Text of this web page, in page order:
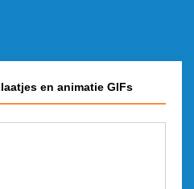
en animatie GIFs